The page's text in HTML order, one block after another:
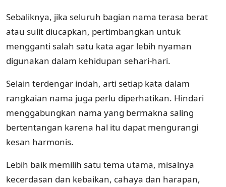
Sebaliknya, jika seluruh bagian nama terasa berat
atau sulit diucapkan, pertimbangkan untuk
mengganti salah satu kata agar lebih nyaman
digunakan dalam kehidupan sehari-hari.
Selain terdengar indah, arti setiap kata dalam
rangkaian nama juga perlu diperhatikan. Hindari
menggabungkan nama yang bermakna saling
bertentangan karena hal itu dapat mengurangi
kesan harmonis.
Lebih baik memilih satu tema utama, misalnya
kecerdasan dan kebaikan, cahaya dan harapan,